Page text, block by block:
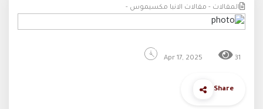
المقالات - مقالات الانبا مكسيموس -
Apr 17, 2025 31
Share